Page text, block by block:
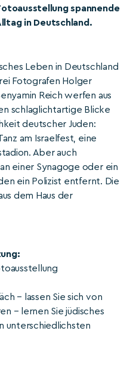
spannende
in Deutschland.
Leben in Deutschland
Fotografen Holger
Reich werfen aus
schlaglichtartige Blicke
deutscher Juden:
am Israelfest, eine
Aber auch
einer Synagoge oder ein
ein Polizist entfernt. Die
dem Haus der
– lassen Sie sich von
– lernen Sie jüdisches
unterschiedlichsten